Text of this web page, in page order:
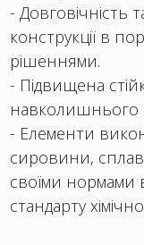
- Довговічність
конструкції в
рішеннями.
- Підвищена
навколишнього
- Елементи
сировини,
своїми нормами
стандарту